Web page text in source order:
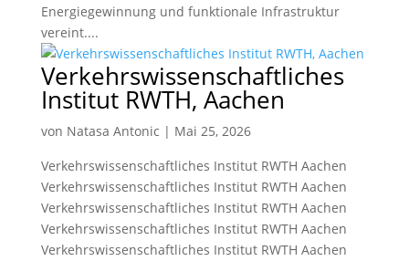
Energiegewinnung und funktionale Infrastruktur
vereint....
Verkehrswissenschaftliches
Institut RWTH, Aachen
von Natasa Antonic | Mai 25, 2026
Verkehrswissenschaftliches Institut RWTH Aachen
Verkehrswissenschaftliches Institut RWTH Aachen
Verkehrswissenschaftliches Institut RWTH Aachen
Verkehrswissenschaftliches Institut RWTH Aachen
Verkehrswissenschaftliches Institut RWTH Aachen